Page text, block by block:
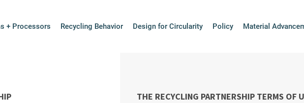
2 Col ES | The
+ Processors Recycling Behavior Design for Circularity Policy Material
THE RECYCLING PARTNERSHIP TERMS OF